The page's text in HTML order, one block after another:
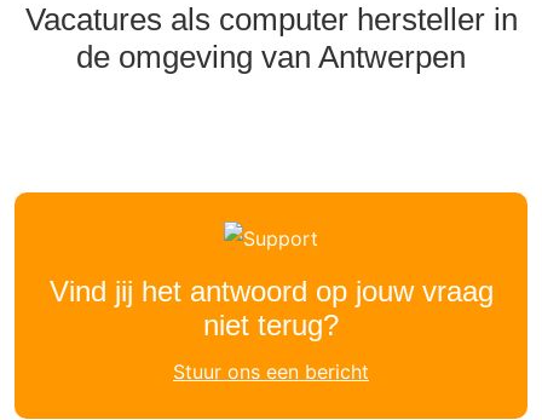
Vacatures als computer hersteller in
de omgeving van Antwerpen
Vind jij het antwoord op jouw vraag
niet terug?
Stuur ons een bericht